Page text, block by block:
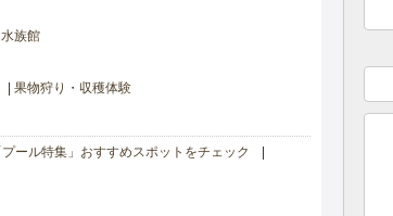
水族館
果物狩り・収穫体験
ール特集」おすすめスポットをチェック